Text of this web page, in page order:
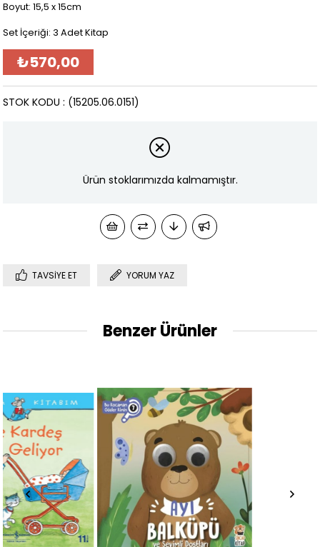
Boyut: 15,5 x 15cm
Set İçeriği: 3 Adet Kitap
₺570,00
(15205.06.0151)
STOK KODU
Ürün stoklarımızda kalmamıştır.
TAVSIYE ET YORUM YAZ
Benzer Ürünler